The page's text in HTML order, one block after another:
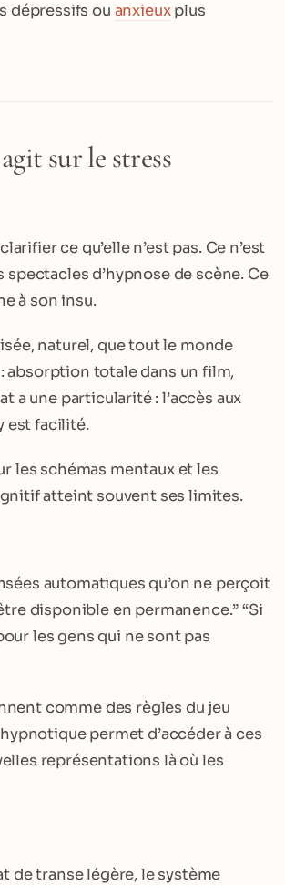
dépressifs ou anxieuxplus
sur le stress
ce qu’elle n’est pas. Ce n’est
d’hypnose de scène. Ce
à son insu.
naturel, que tout le monde
absorption totale dans un film,
a une particularité : l’accès aux
est facilité.
les schémas mentaux et les
atteint souvent ses limites.
automatiques qu’on ne perçoit
disponible en permanence.” “Si
les gens qui ne sont pas
comme des règles du jeu
permet d’accéder à ces
représentations là où les
de transe légère, le système